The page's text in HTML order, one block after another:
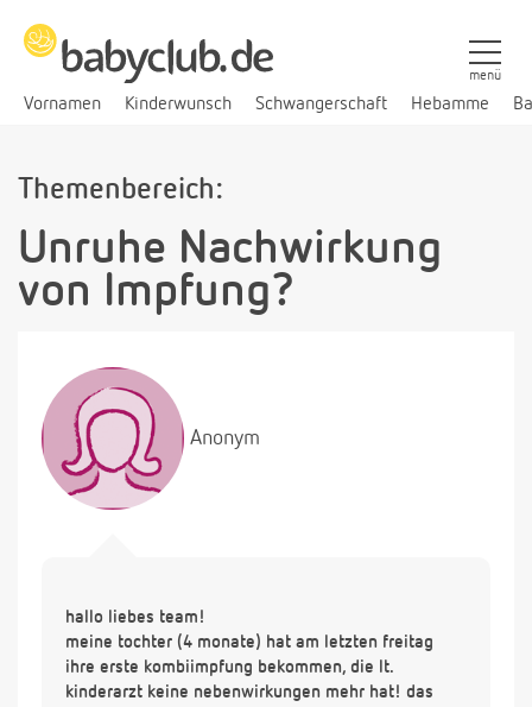
Vornamen Kinderwunsch Schwangerschaft Hebamme
menü
Themenbereich:
Unruhe Nachwirkung
von Impfung?
Anonym
hallo liebes team!
meine tochter (4 monate) hat am letzten freitag
ihre erste kombiimpfung bekommen, die lt.
kinderarzt keine nebenwirkungen mehr hat! das